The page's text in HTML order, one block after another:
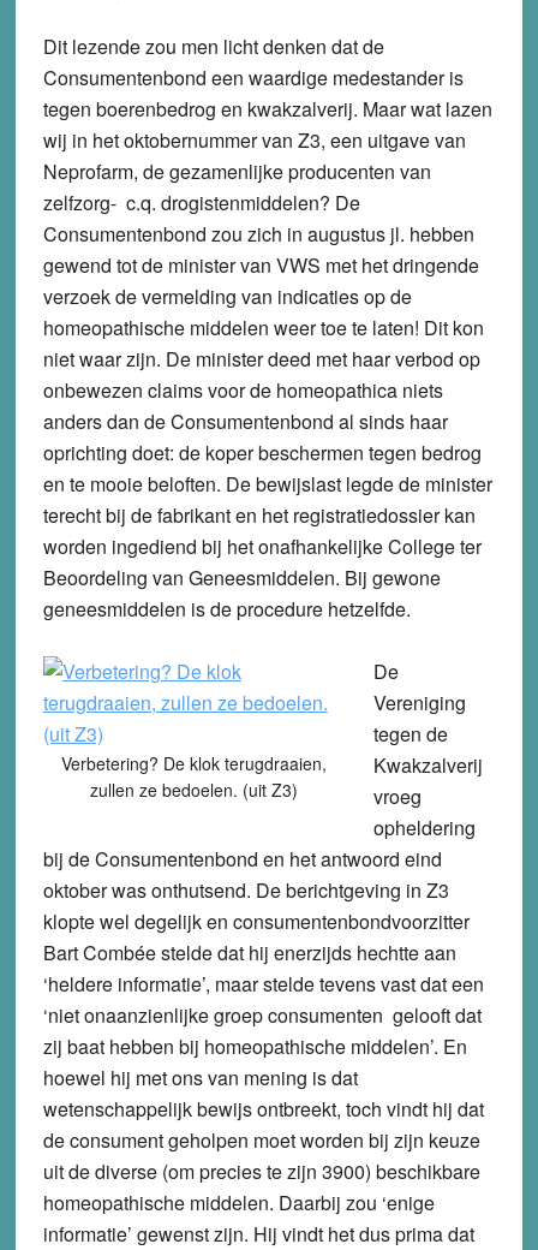
Dit lezende zou men licht denken dat de
Consumentenbond een waardige medestander is
tegen boerenbedrog en kwakzalverij. Maar wat lazen
wij in het oktobernummer van Z3, een uitgave van
Neprofarm, de gezamenlijke producenten van
zelfzorg- c.q. drogistenmiddelen? De
Consumentenbond zou zich in augustus jl. hebben
gewend tot de minister van VWS met het dringende
verzoek de vermelding van indicaties op de
homeopathische middelen weer toe te laten! Dit kon
niet waar zijn. De minister deed met haar verbod op
onbewezen claims voor de homeopathica niets
anders dan de Consumentenbond al sinds haar
oprichting doet: de koper beschermen tegen bedrog
en te mooie beloften. De bewijslast legde de minister
terecht bij de fabrikant en het registratiedossier kan
worden ingediend bij het onafhankelijke College ter
Beoordeling van Geneesmiddelen. Bij gewone
geneesmiddelen is de procedure hetzelfde.
Verbetering? De klok terugdraaien,
zullen ze bedoelen. (uit Z3)
De
Vereniging
tegen de
Kwakzalverij
vroeg
opheldering
bij de Consumentenbond en het antwoord eind
oktober was onthutsend. De berichtgeving in Z3
klopte wel degelijk en consumentenbondvoorzitter
Bart Combée stelde dat hij enerzijds hechtte aan
‘heldere informatie’, maar stelde tevens vast dat een
‘niet onaanzienlijke groep consumenten gelooft dat
zij baat hebben bij homeopathische middelen’. En
hoewel hij met ons van mening is dat
wetenschappelijk bewijs ontbreekt, toch vindt hij dat
de consument geholpen moet worden bij zijn keuze
uit de diverse (om precies te zijn 3900) beschikbare
homeopathische middelen. Daarbij zou ‘enige
informatie’ gewenst zijn. Hij vindt het dus prima dat